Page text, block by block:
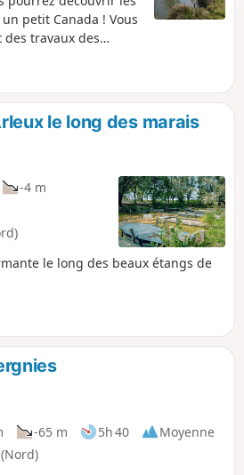
petit Canada ! Vous
travaux des
le canal du Nord
et les sentiers au
le long des marais
-4 m
le long des beaux étangs de
-65 m 5h 40
Moyenne